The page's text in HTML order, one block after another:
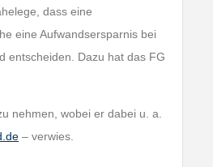
dass eine
eine Aufwandsersparnis bei
entscheiden. Dazu hat das FG
nehmen, wobei er dabei u. a.
– verwies.